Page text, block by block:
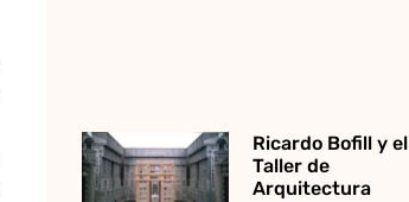
Ricardo Bofill y el
Taller de
Arquitectura